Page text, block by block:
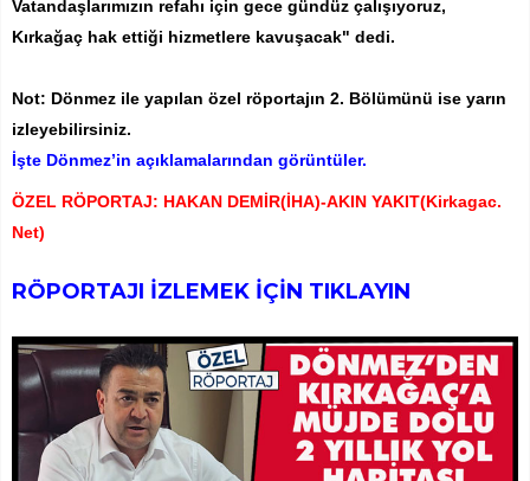
Vatandaşlarımızın refahı için gece gündüz çalışıyoruz,
Kırkağaç hak ettiği hizmetlere kavuşacak" dedi.
Not: Dönmez ile yapılan özel röportajın 2. Bölümünü ise yarın
izleyebilirsiniz.
İşte Dönmez’in açıklamalarından görüntüler.
ÖZEL RÖPORTAJ: HAKAN DEMİR(İHA)-AKIN YAKIT(Kirkagac.
Net)
RÖPORTAJI İZLEMEK İÇİN TIKLAYIN